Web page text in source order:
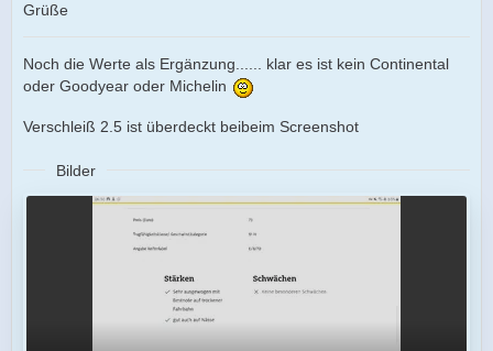
Grüße
Noch die Werte als Ergänzung...... klar es ist kein Continental
oder Goodyear oder Michelin
Verschleiß 2.5 ist überdeckt beibeim Screenshot
Bilder